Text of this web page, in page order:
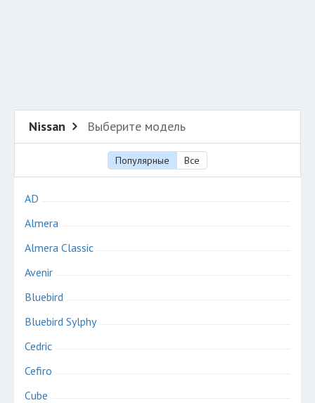
Nissan Выберите модель
Популярные Все
AD
Almera
Almera Classic
Avenir
Bluebird
Bluebird Sylphy
Cedric
Cefiro
Cube